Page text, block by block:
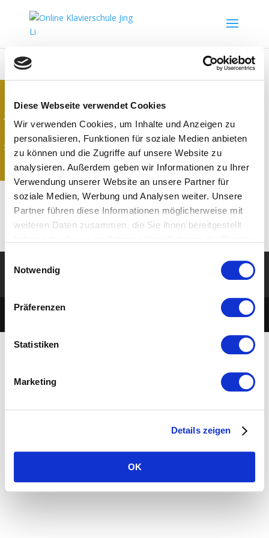
Diese Webseite verwendet Cookies
Wir verwenden Cookies, um Inhalte und Anzeigen zu
personalisieren, Funktionen für soziale Medien anbieten
zu können und die Zugriffe auf unsere Website zu
analysieren. Außerdem geben wir Informationen zu Ihrer
Verwendung unserer Website an unsere Partner für
soziale Medien, Werbung und Analysen weiter. Unsere
Partner führen diese Informationen möglicherweise mit
weiteren Daten zusammen, die Sie ihnen bereitgestellt
Cookies, wenn Sie unsere Webseite weiterhin nutzen.
Notwendig
Präferenzen
Statistiken
Marketing
Details zeigen
OK
Vielen Dank für Ihren Einkauf!
Gib bitte deinen Gutscheincode, den
Security-Code sowie die Versanddaten ein.
Vielen Dank!
Fehler:Kontaktformular wurde nicht gefunden.
FAQ
AGB
Kontakt